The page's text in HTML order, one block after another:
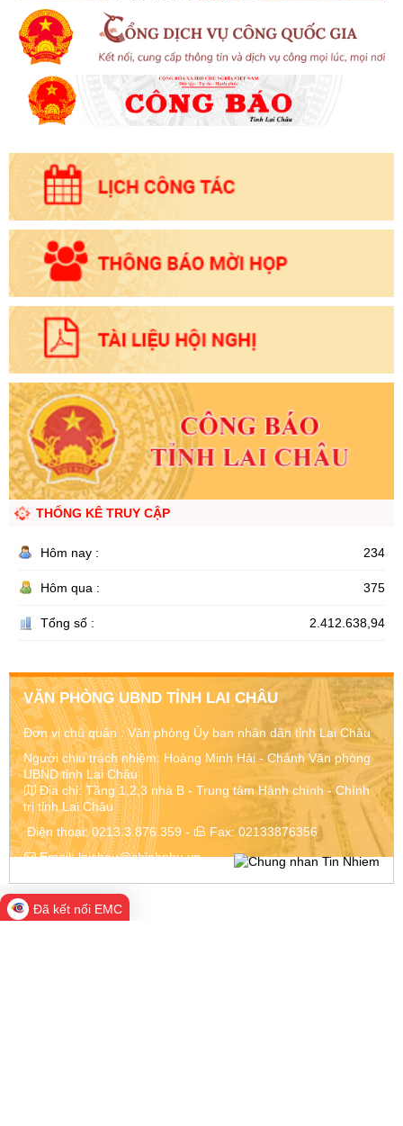
THỐNG KÊ TRUY CẬP
Hôm nay : 234
Hôm qua : 375
Tổng số : 2.412.638,94
VĂN PHÒNG UBND TỈNH LAI CHÂU
Đơn vị chủ quản :Văn phòng Ủy ban nhân dân tỉnh Lai Châu
Người chịu trách nhiệm: Hoàng Minh Hải - Chánh Văn phòng
UBND tỉnh Lai Châu
Địa chỉ: Tầng 1,2,3 nhà B - Trung tâm Hành chính - Chính
trị tỉnh Lai Châu
Điện thoại:0213.3.876.359 - Fax: 02133876356
Email:laichau@chinhphu.vn
Đã kết nối EMC